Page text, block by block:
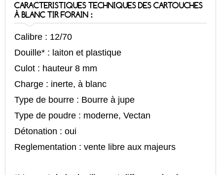
CARACTERISTIQUES TECHNIQUES DES CARTOUCHES
À BLANC TIR FORAIN :
Calibre : 12/70
Douille* : laiton et plastique
Culot : hauteur 8 mm
Charge : inerte, à blanc
Type de bourre : Bourre à jupe
Type de poudre : moderne, Vectan
Détonation : oui
Reglementation : vente libre aux majeurs